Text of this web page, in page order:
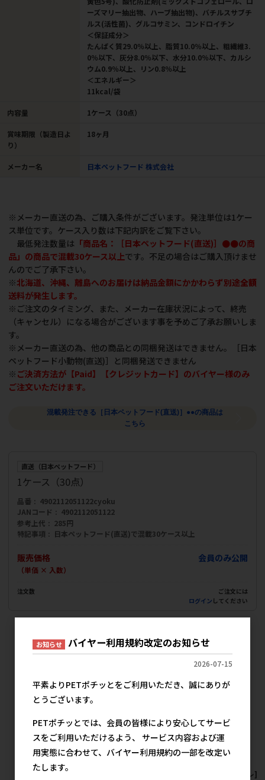
ーズマリー抽出物、ハーブ抽出物)、バチルスサブチ
ルス(活性菌)、グルコサミン、コンドロイチン
＜保証成分＞
たんぱく質29.0％以上、脂質10.0％以上、粗繊維3.
0％以下、灰分8.0％以下、水分10.0％以下、カルシ
ウム0.9％以上、リン0.8％以上
＜エネルギー＞
11kcal/袋
内容量 1ケース（30点）
賞味期限（製造日よ
り）
18ヶ月
メーカー名 日本ペットフード 株式会社
※メーカー直送の為、ご購入条件がございます。発注単位は1ケー
ス単位です。ケース入り数は下記内訳をご覧下さい。
最低発注数量は 「商品名：［日本ペットフード(直送)］●●の商
品」の商品で混載30ケース以上です。不足の場合はご購入頂けませ
んのでご了承下さい。
※北海道、沖縄、離島へのお届けは納品金額にかかわらず別途全額
送料が発生します。
※ご注文のタイミング、また、メーカー在庫状況によって、終売
（キャンセル）になる場合がございます事を予めご了承お願いしま
す。
※メーカー直送の為、他の商品との同梱発送はできません。［日本
ペットフード小動物(直送)］と同梱発送できません
※ ご決済方法が【Paid】【クレジットカード】のバイヤー様のみ
ご注文いただけます。
混載発注できる［日本ペットフード(直送)］●●の商品は
こちら
直送（日本ペットフード）
1ケース（30点）
品番
4902112051122cyoku
JANコード
4902112051122
参考上代
285円
特記事項
日本ペットフード(直送)で混載30ケース以上
販売価格
（単価 × 入数）
会員のみ公開
注文数
ご注文には
ログイン してください
猫用スナック その他 その他の人気商品
[ネスレ]モンプチ クリスピー
[ネスレ]
お知らせ バイヤー利用規約改定のお知らせ
2026-07-15
平素よりPETポチッとをご利用いただき、誠にありが
とうございます。
PETポチッとでは、会員の皆様により安心してサービ
スをご利用いただけるよう、 サービス内容および運
用実態に合わせて、バイヤー利用規約の一部を改定い
たします。